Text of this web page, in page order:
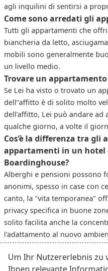
agli inquilini di sentirsi a
Come sono arredati gli
Tutti gli appartamenti che
biancheria da letto,
mobili sono generalmente
un livello medio.
Trovare un
Se Lei ha visto o trovato un
dell’'affitto è di solito molto
dell’affitto, Lei può andare
qualche giorno, a volte il
Cos’è la differenza tra
appartamenti in un hotel
Boardinghouse?
Alberghi e pensioni possono
anonimi, spesso in case con
canto, la "vita temporanea"
privacy specifica in buone
solito facilita anche la
l'adattamento al nuovo
Um Ihr Nutzererlebnis zu